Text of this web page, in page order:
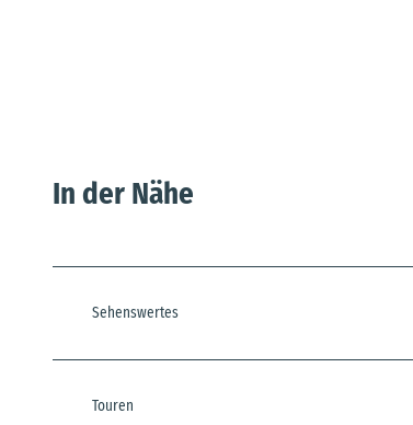
In der Nähe
Sehenswertes
Touren